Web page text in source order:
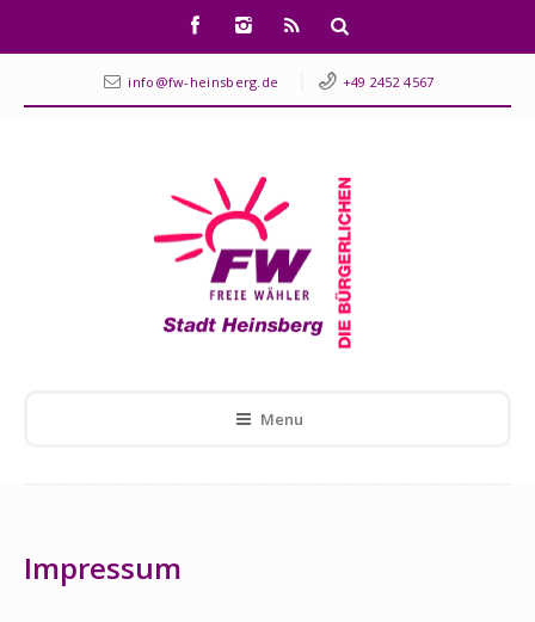
info@fw-heinsberg.de +49 2452 4567
Menu
Impressum